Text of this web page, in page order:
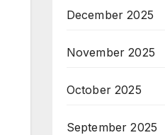
December 2025
November 2025
October 2025
September 2025